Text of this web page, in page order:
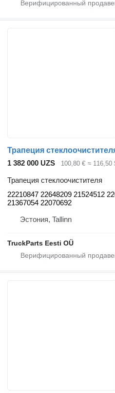
1 382 000 UZS 100,80 € ≈ 116,50
Трапеция стеклоочистителя
22210847 22648209 21524512
21367054 22070692
Эстония, Tallinn
TruckParts Eesti OÜ